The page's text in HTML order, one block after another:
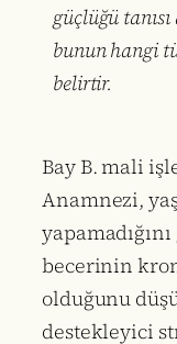
güçlüğü
bunun hangi
belirtir.
Bay B. mali
Anamnezi,
becerinin
olduğunu
destekleyici